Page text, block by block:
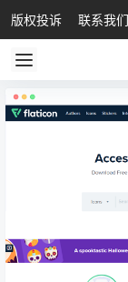
版权投诉 联系我们